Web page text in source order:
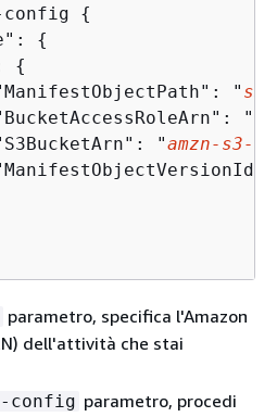
config
{
{
{
"
"
"
amzn-s3-
parametro, specifica l'Amazon
dell'attività che stai
config parametro, procedi